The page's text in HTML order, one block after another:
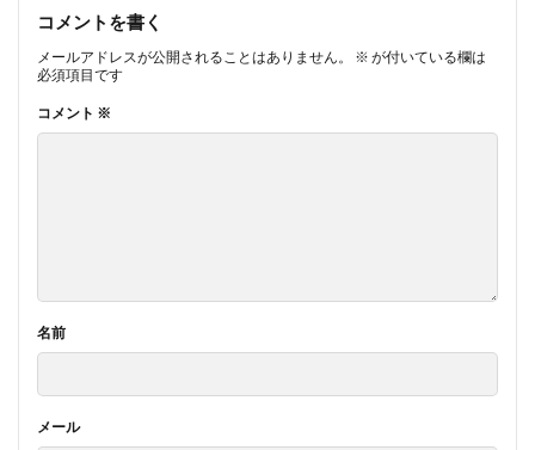
コメントを書く
メールアドレスが公開されることはありません。 ※ が付いている欄は
必須項目です
コメント ※
名前
メール